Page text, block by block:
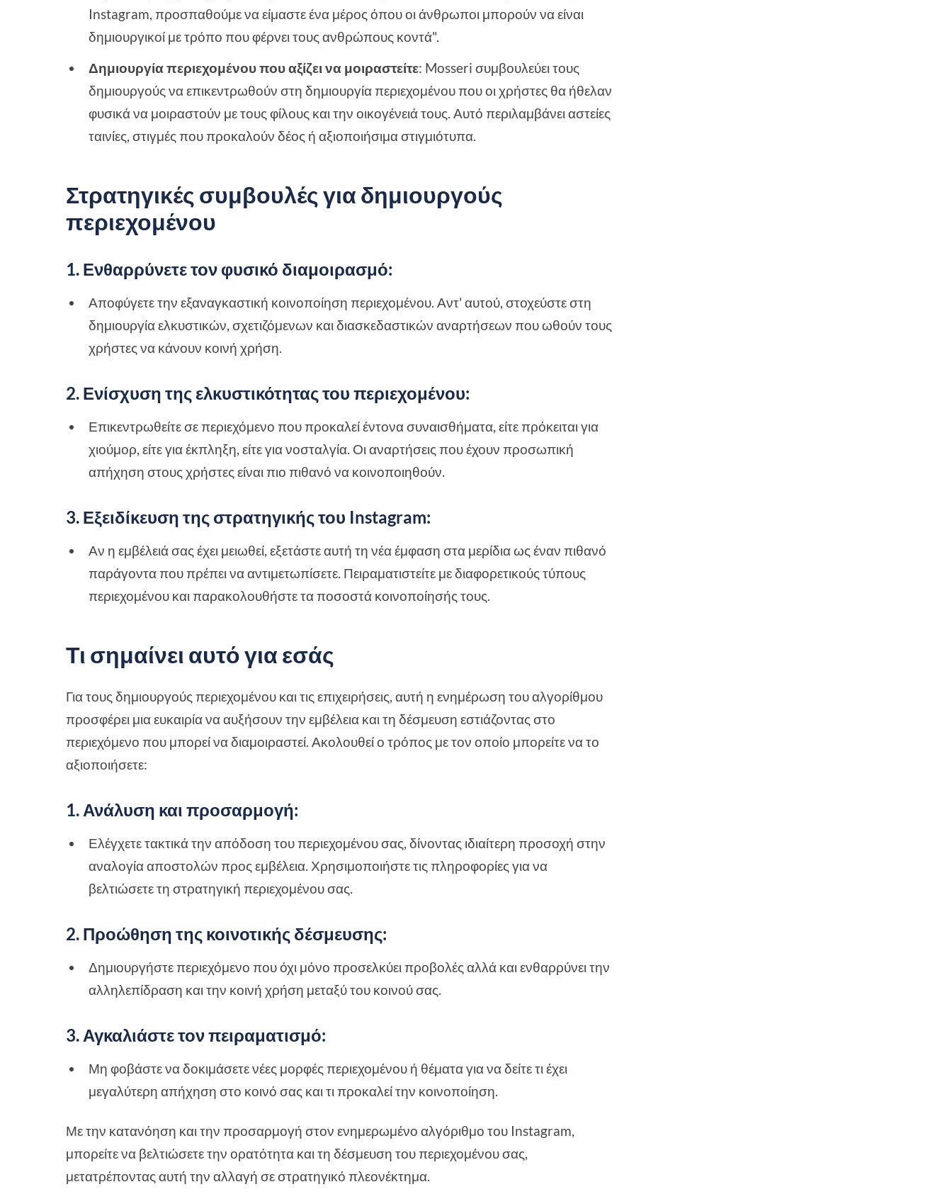
Instagram, προσπαθούμε να είμαστε ένα μέρος όπου οι άνθρωποι μπορούν να είναι
δημιουργικοί με τρόπο που φέρνει τους ανθρώπους κοντά".
Δημιουργία περιεχομένου που αξίζει να μοιραστείτε: Mosseri συμβουλεύει τους
δημιουργούς να επικεντρωθούν στη δημιουργία περιεχομένου που οι χρήστες θα ήθελαν
φυσικά να μοιραστούν με τους φίλους και την οικογένειά τους. Αυτό περιλαμβάνει αστείες
ταινίες, στιγμές που προκαλούν δέος ή αξιοποιήσιμα στιγμιότυπα.
Στρατηγικές συμβουλές για δημιουργούς
περιεχομένου
1. Ενθαρρύνετε τον φυσικό διαμοιρασμό:
Αποφύγετε την εξαναγκαστική κοινοποίηση περιεχομένου. Αντ' αυτού, στοχεύστε στη
δημιουργία ελκυστικών, σχετιζόμενων και διασκεδαστικών αναρτήσεων που ωθούν τους
χρήστες να κάνουν κοινή χρήση.
2. Ενίσχυση της ελκυστικότητας του περιεχομένου:
Επικεντρωθείτε σε περιεχόμενο που προκαλεί έντονα συναισθήματα, είτε πρόκειται για
χιούμορ, είτε για έκπληξη, είτε για νοσταλγία. Οι αναρτήσεις που έχουν προσωπική
απήχηση στους χρήστες είναι πιο πιθανό να κοινοποιηθούν.
3. Εξειδίκευση της στρατηγικής του Instagram:
Αν η εμβέλειά σας έχει μειωθεί, εξετάστε αυτή τη νέα έμφαση στα μερίδια ως έναν πιθανό
παράγοντα που πρέπει να αντιμετωπίσετε. Πειραματιστείτε με διαφορετικούς τύπους
περιεχομένου και παρακολουθήστε τα ποσοστά κοινοποίησής τους.
Τι σημαίνει αυτό για εσάς
Για τους δημιουργούς περιεχομένου και τις επιχειρήσεις, αυτή η ενημέρωση του αλγορίθμου
προσφέρει μια ευκαιρία να αυξήσουν την εμβέλεια και τη δέσμευση εστιάζοντας στο
περιεχόμενο που μπορεί να διαμοιραστεί. Ακολουθεί ο τρόπος με τον οποίο μπορείτε να το
αξιοποιήσετε:
1. Ανάλυση και προσαρμογή:
Ελέγχετε τακτικά την απόδοση του περιεχομένου σας, δίνοντας ιδιαίτερη προσοχή στην
αναλογία αποστολών προς εμβέλεια. Χρησιμοποιήστε τις πληροφορίες για να
βελτιώσετε τη στρατηγική περιεχομένου σας.
2. Προώθηση της κοινοτικής δέσμευσης:
Δημιουργήστε περιεχόμενο που όχι μόνο προσελκύει προβολές αλλά και ενθαρρύνει την
αλληλεπίδραση και την κοινή χρήση μεταξύ του κοινού σας.
3. Αγκαλιάστε τον πειραματισμό:
Μη φοβάστε να δοκιμάσετε νέες μορφές περιεχομένου ή θέματα για να δείτε τι έχει
μεγαλύτερη απήχηση στο κοινό σας και τι προκαλεί την κοινοποίηση.
Με την κατανόηση και την προσαρμογή στον ενημερωμένο αλγόριθμο του Instagram,
μπορείτε να βελτιώσετε την ορατότητα και τη δέσμευση του περιεχομένου σας,
μετατρέποντας αυτή την αλλαγή σε στρατηγικό πλεονέκτημα.